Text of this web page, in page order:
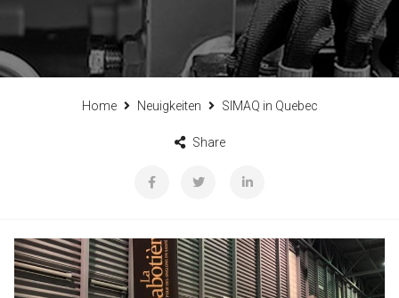
Home Neuigkeiten SIMAQ in Quebec
Share